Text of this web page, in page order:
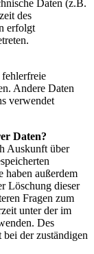
Daten (z.B.
des
erfolgt
Andere Daten
verwendet
Daten?
Auskunft über
haben außerdem
Löschung dieser
Fragen zum
unter der im
Des
der zuständigen